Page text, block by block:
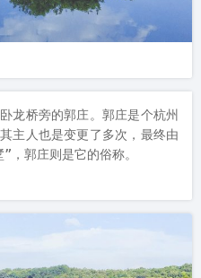
龙桥旁的郭庄。郭庄是个杭州
主人也是变更了多次，最终由
，郭庄则是它的俗称。